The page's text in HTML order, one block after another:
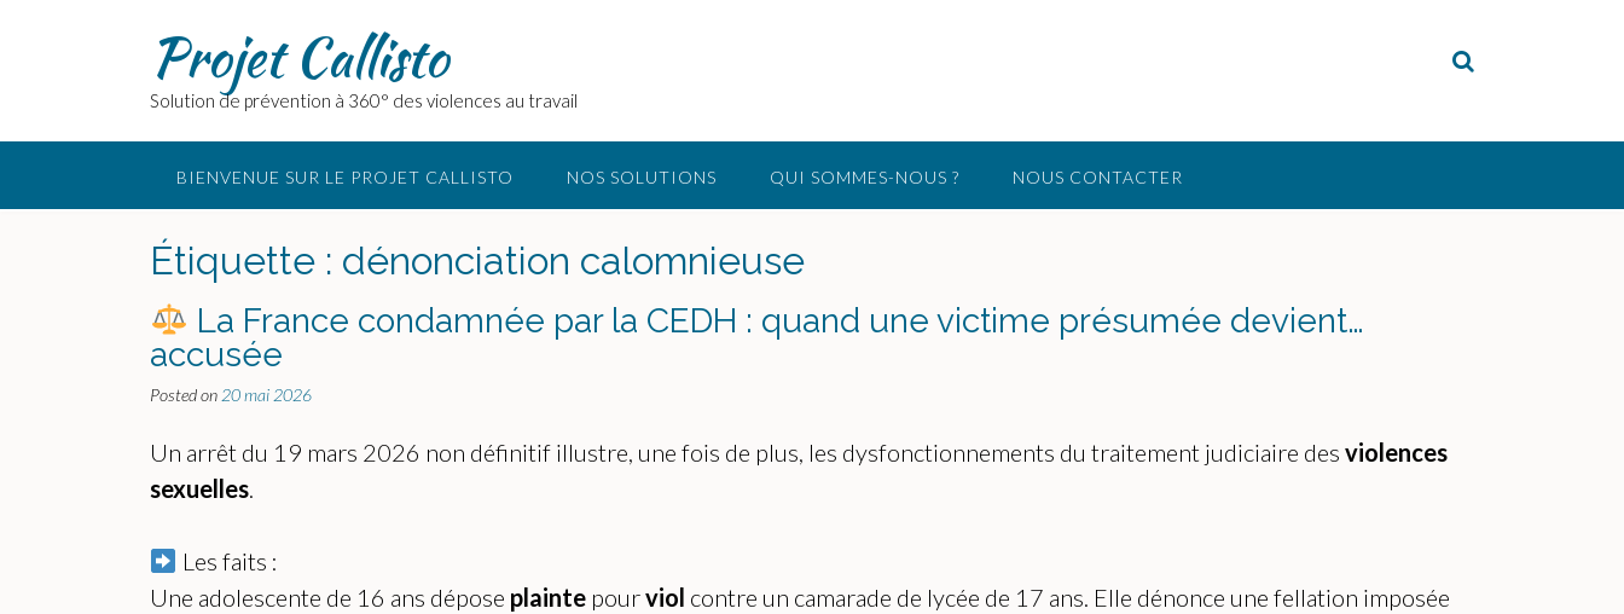
Projet Callisto
Solution de prévention à 360° des violences au travail
BIENVENUE SUR LE PROJET CALLISTO NOS SOLUTIONS QUI SOMMES-NOUS ? NOUS CONTACTER
Étiquette : dénonciation calomnieuse
La France condamnée par la CEDH : quand une victime présumée devient…
accusée
Posted on 20 mai 2026
Un arrêt du 19 mars 2026 non définitif illustre, une fois de plus, les dysfonctionnements du traitement judiciaire des violences
sexuelles.
Les faits :
Une adolescente de 16 ans dépose plainte pourviol contre un camarade de lycée de 17 ans. Elle dénonce une fellation imposée